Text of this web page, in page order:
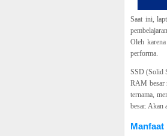
Saat ini,
Oleh
performa.
SSD (Solid
RAM besar
ternama,
besar. Akan
Manfaat